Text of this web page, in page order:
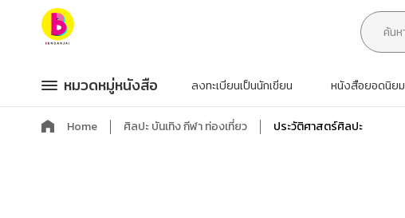
หมวดหมู่หนังสือ
หมวดหมู่ยอดนิยม
หมวดหมู่หนังสือ
หมวดหมู่หนังสือ
หมวดหมู่ยอดนิยม ลงทะเบียนเป็นนักเขียน หนังสือยอดนิยม
Home ศิลปะ บันเทิง กีฬา ท่องเที่ยว ประวัติศาสตร์ศิลปะ